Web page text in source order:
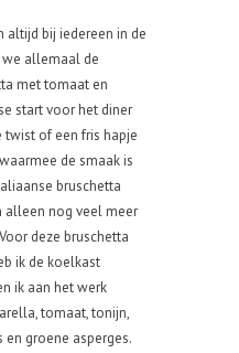
altijd bij iedereen in de
we allemaal de
met tomaat en
start voor het diner
of een fris hapje
de smaak is
bruschetta
alleen nog veel meer
deze bruschetta
ik de koelkast
ik aan het werk
tomaat, tonijn,
en groene asperges.